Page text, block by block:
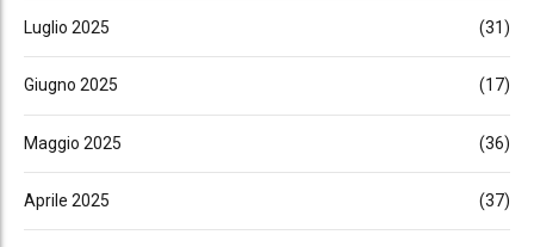
Luglio 2025 (31)
Giugno 2025 (17)
Maggio 2025 (36)
Aprile 2025 (37)